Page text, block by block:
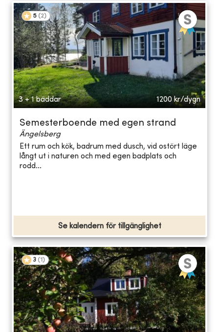
5 (2)
3 + 1 bäddar 1200 kr/dygn
Semesterboende med egen strand
Ängelsberg
Ett rum och kök, badrum med dusch, vid ostört läge
långt ut i naturen och med egen badplats och
rodd...
Se kalendern för tillgänglighet
3 (1 )